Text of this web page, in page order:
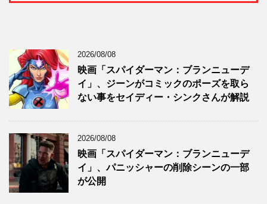
2026/08/08
映画「スパイダーマン：ブランニューデ
イ」、ジーンがコミックのポーズを取ら
ない事をセイディー・シンクさんが解説
2026/08/08
映画「スパイダーマン：ブランニューデ
イ」、パニッシャーの削除シーンの一部
が公開